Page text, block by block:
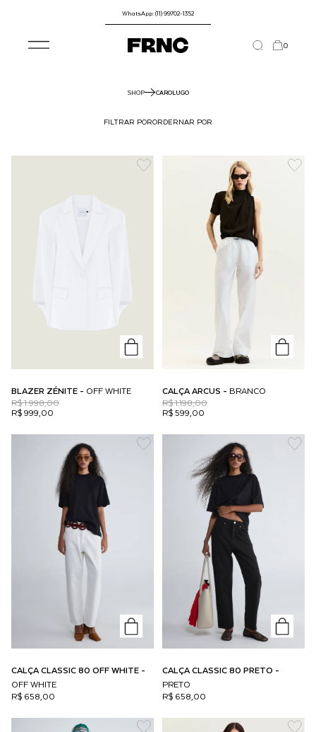
WhatsApp: (11) 99702-1352
0
SHOP CAROLUGO
FILTRAR PORORDERNAR POR
BLAZER ZÉNITE - OFF WHITE
R$ 999,00
R$ 1.998,00
CALÇA ARCUS - BRANCO
R$ 599,00
R$ 1.198,00
CALÇA CLASSIC 80 OFF WHITE -
OFF WHITE
R$ 658,00
CALÇA CLASSIC 80 PRETO -
PRETO
R$ 658,00